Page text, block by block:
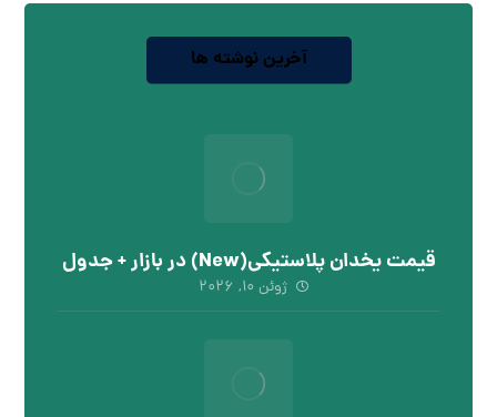
آخرین نوشته ها
قیمت یخدان پلاستیکی(New) در بازار + جدول
ژوئن ۱۰, ۲۰۲۶